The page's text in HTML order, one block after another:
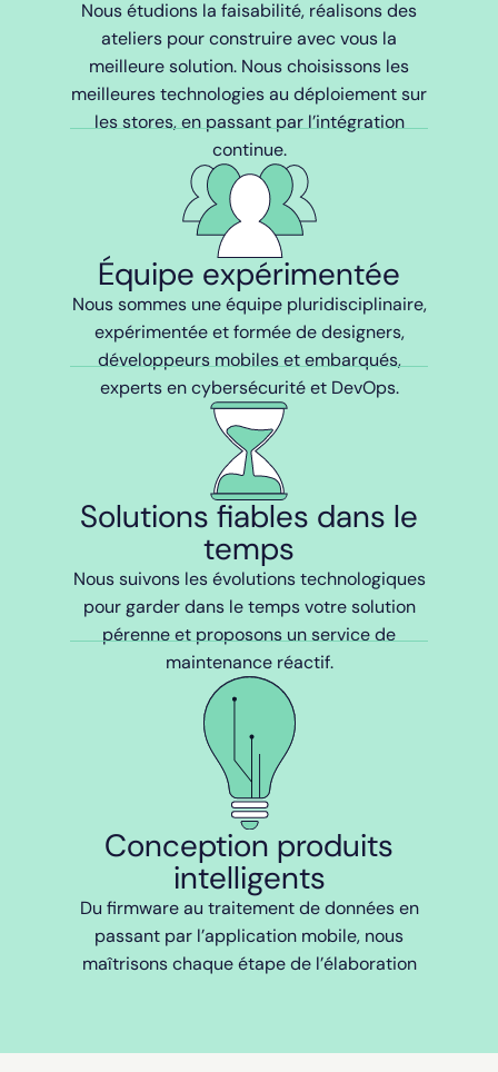
Nous étudions la faisabilité, réalisons des
ateliers pour construire avec vous la
meilleure solution. Nous choisissons les
meilleures technologies au déploiement sur
les stores, en passant par l’intégration
continue.
Équipe expérimentée
Nous sommes une équipe pluridisciplinaire,
expérimentée et formée de designers,
développeurs mobiles et embarqués,
experts en cybersécurité et DevOps.
Solutions fiables dans le
temps
Nous suivons les évolutions technologiques
pour garder dans le temps votre solution
pérenne et proposons un service de
maintenance réactif.
Conception produits
intelligents
Du firmware au traitement de données en
passant par l’application mobile, nous
maîtrisons chaque étape de l’élaboration